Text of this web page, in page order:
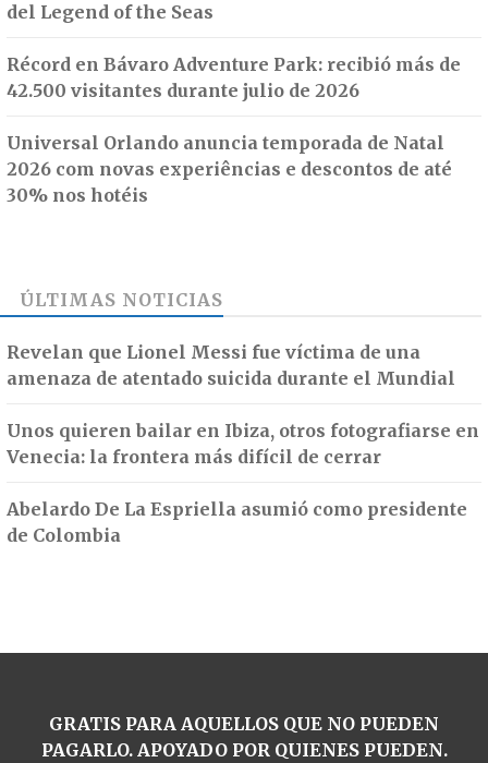
del Legend of the Seas
Récord en Bávaro Adventure Park: recibió más de
42.500 visitantes durante julio de 2026
Universal Orlando anuncia temporada de Natal
2026 com novas experiências e descontos de até
30% nos hotéis
ÚLTIMAS NOTICIAS
Revelan que Lionel Messi fue víctima de una
amenaza de atentado suicida durante el Mundial
Unos quieren bailar en Ibiza, otros fotografiarse en
Venecia: la frontera más difícil de cerrar
Abelardo De La Espriella asumió como presidente
de Colombia
GRATIS PARA AQUELLOS QUE NO PUEDEN
PAGARLO. APOYADO POR QUIENES PUEDEN.